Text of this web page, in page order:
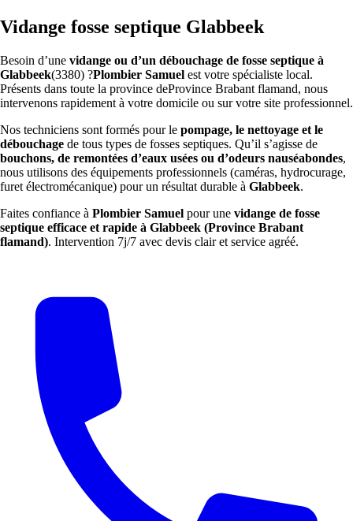
Vidange fosse septique Glabbeek
Besoin d’une vidange ou d’un débouchage de fosse septique à
Glabbeek(3380) ?Plombier Samuel est votre spécialiste local.
Présents dans toute la province deProvince Brabant flamand, nous
intervenons rapidement à votre domicile ou sur votre site professionnel.
Nos techniciens sont formés pour le pompage, le nettoyage et le
débouchage de tous types de fosses septiques. Qu’il s’agisse de
bouchons, de remontées d’eaux usées ou d’odeurs nauséabondes,
nous utilisons des équipements professionnels (caméras, hydrocurage,
furet électromécanique) pour un résultat durable à Glabbeek.
Faites confiance à Plombier Samuel pour une vidange de fosse
septique efficace et rapide à Glabbeek (Province Brabant
flamand). Intervention 7j/7 avec devis clair et service agréé.